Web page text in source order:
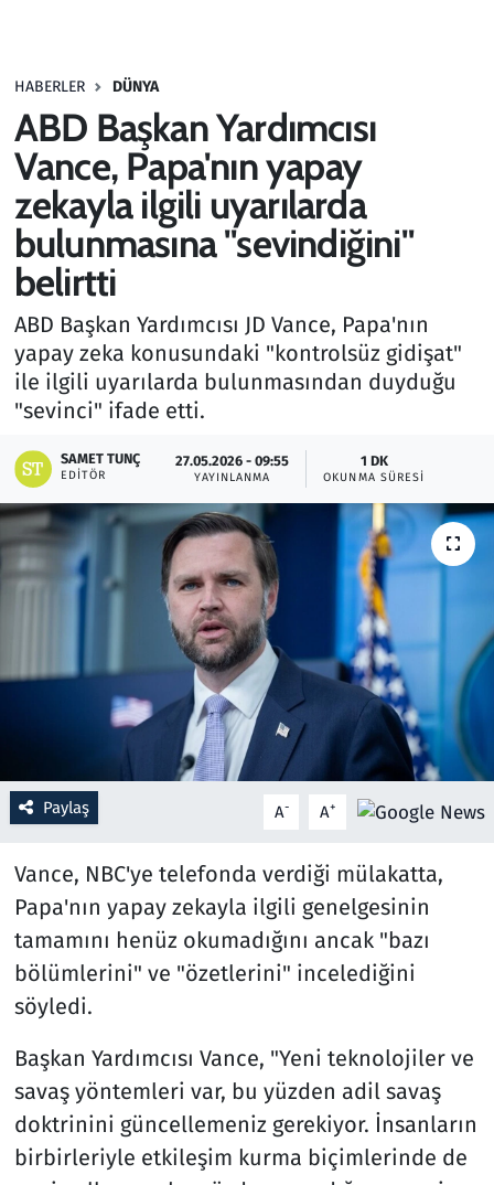
HABERLER DÜNYA
ABD Başkan Yardımcısı
Vance, Papa'nın yapay
zekayla ilgili uyarılarda
bulunmasına "sevindiğini"
belirtti
ABD Başkan Yardımcısı JD Vance, Papa'nın
yapay zeka konusundaki "kontrolsüz gidişat"
ile ilgili uyarılarda bulunmasından duyduğu
"sevinci" ifade etti.
SAMET TUNÇ
EDITÖR
27.05.2026 - 09:55
YAYINLANMA
1 DK
OKUNMA SÜRESI
Paylaş A- A+
Vance, NBC'ye telefonda verdiği mülakatta,
Papa'nın yapay zekayla ilgili genelgesinin
tamamını henüz okumadığını ancak "bazı
bölümlerini" ve "özetlerini" incelediğini
söyledi.
Başkan Yardımcısı Vance, "Yeni teknolojiler ve
savaş yöntemleri var, bu yüzden adil savaş
doktrinini güncellemeniz gerekiyor. İnsanların
birbirleriyle etkileşim kurma biçimlerinde de
Haber
Kültür Sanat
Kurumsal Haberler
Lezzet Durağı
Memur ve Kamu
Otomobil
Resmi İlanlar
Rüya Tabirleri
Savunma Sanayi
Seçim 2023
Spor
Teknoloji ve Bilim
Televizyon